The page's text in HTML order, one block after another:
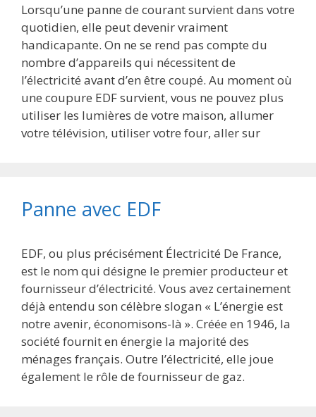
Lorsqu’une panne de courant survient dans votre
quotidien, elle peut devenir vraiment
handicapante. On ne se rend pas compte du
nombre d’appareils qui nécessitent de
l’électricité avant d’en être coupé. Au moment où
une coupure EDF survient, vous ne pouvez plus
utiliser les lumières de votre maison, allumer
votre télévision, utiliser votre four, aller sur
Panne avec EDF
EDF, ou plus précisément Électricité De France,
est le nom qui désigne le premier producteur et
fournisseur d’électricité. Vous avez certainement
déjà entendu son célèbre slogan « L’énergie est
notre avenir, économisons-là ». Créée en 1946, la
société fournit en énergie la majorité des
ménages français. Outre l’électricité, elle joue
également le rôle de fournisseur de gaz.